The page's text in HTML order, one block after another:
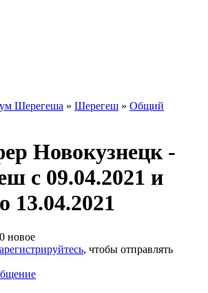
Шерегеша » Шерегеш » Общий
Новокузнецк -
с 09.04.2021 и
13.04.2021
новое
, чтобы отправлять